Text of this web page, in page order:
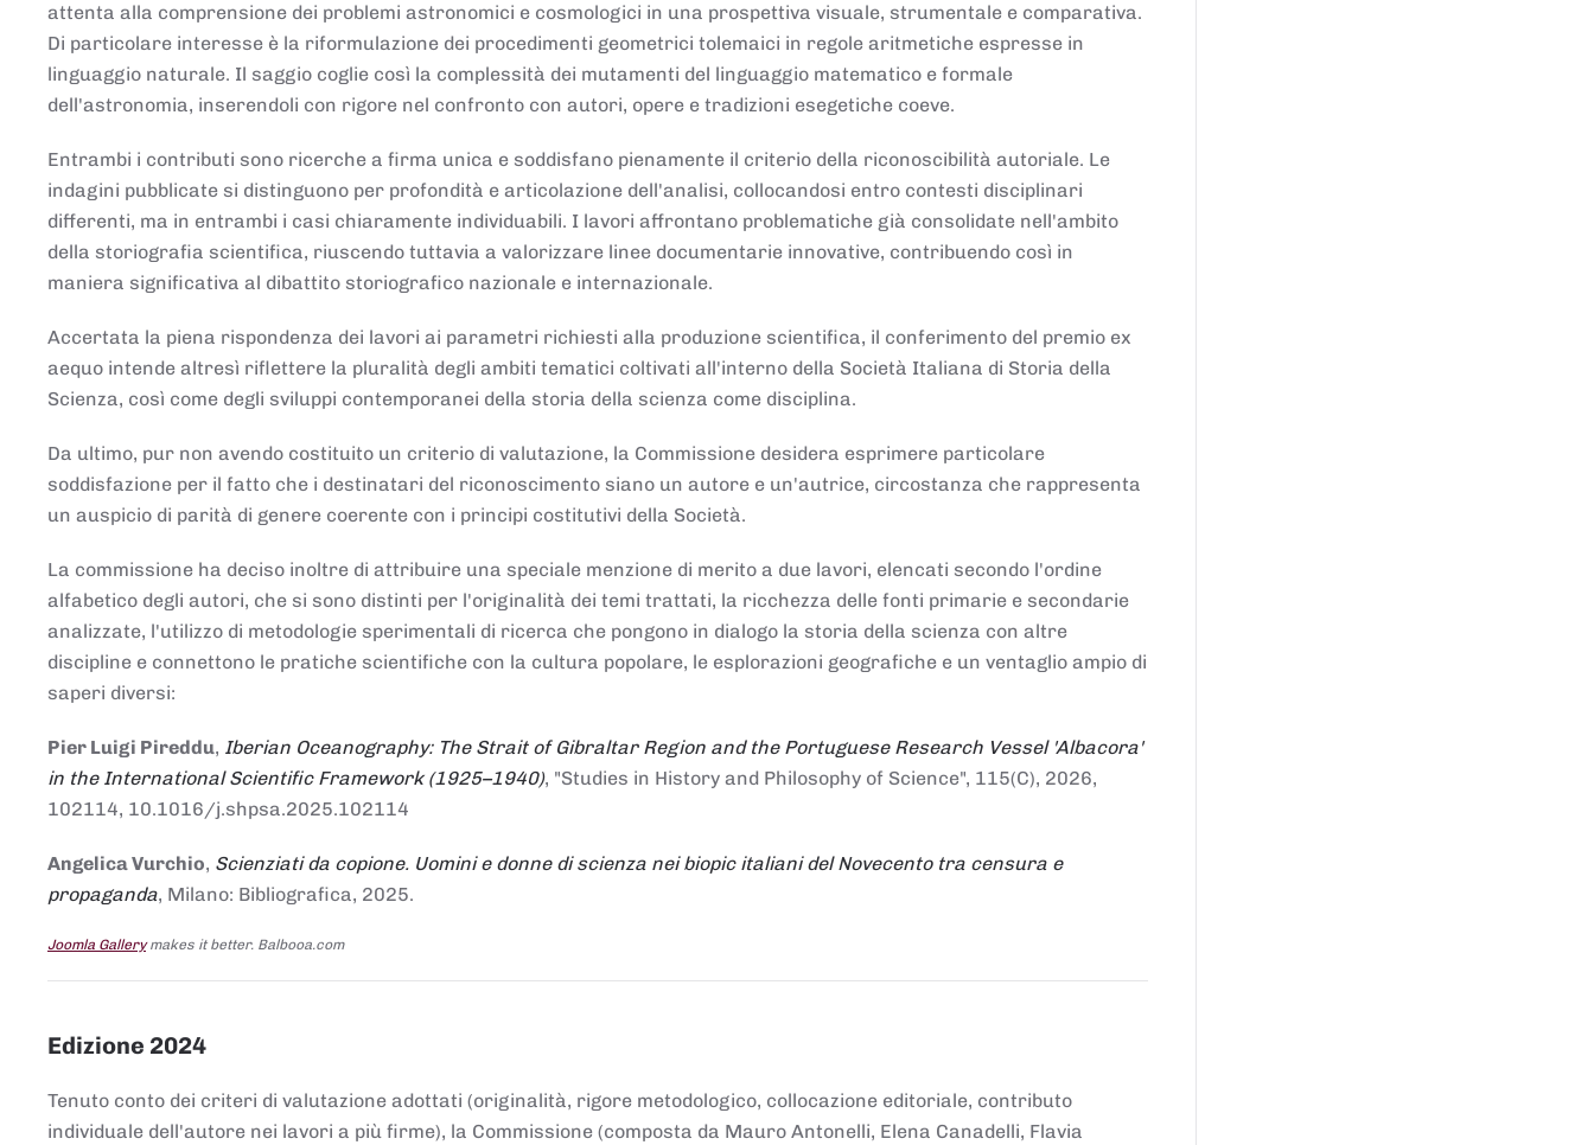
attenta alla comprensione dei problemi astronomici e cosmologici in una prospettiva visuale, strumentale e comparativa.
Di particolare interesse è la riformulazione dei procedimenti geometrici tolemaici in regole aritmetiche espresse in
linguaggio naturale. Il saggio coglie così la complessità dei mutamenti del linguaggio matematico e formale
dell'astronomia, inserendoli con rigore nel confronto con autori, opere e tradizioni esegetiche coeve.
Entrambi i contributi sono ricerche a firma unica e soddisfano pienamente il criterio della riconoscibilità autoriale. Le
indagini pubblicate si distinguono per profondità e articolazione dell'analisi, collocandosi entro contesti disciplinari
differenti, ma in entrambi i casi chiaramente individuabili. I lavori affrontano problematiche già consolidate nell'ambito
della storiografia scientifica, riuscendo tuttavia a valorizzare linee documentarie innovative, contribuendo così in
maniera significativa al dibattito storiografico nazionale e internazionale.
Accertata la piena rispondenza dei lavori ai parametri richiesti alla produzione scientifica, il conferimento del premio ex
aequo intende altresì riflettere la pluralità degli ambiti tematici coltivati all'interno della Società Italiana di Storia della
Scienza, così come degli sviluppi contemporanei della storia della scienza come disciplina.
Da ultimo, pur non avendo costituito un criterio di valutazione, la Commissione desidera esprimere particolare
soddisfazione per il fatto che i destinatari del riconoscimento siano un autore e un'autrice, circostanza che rappresenta
un auspicio di parità di genere coerente con i principi costitutivi della Società.
La commissione ha deciso inoltre di attribuire una speciale menzione di merito a due lavori, elencati secondo l'ordine
alfabetico degli autori, che si sono distinti per l'originalità dei temi trattati, la ricchezza delle fonti primarie e secondarie
analizzate, l'utilizzo di metodologie sperimentali di ricerca che pongono in dialogo la storia della scienza con altre
discipline e connettono le pratiche scientifiche con la cultura popolare, le esplorazioni geografiche e un ventaglio ampio di
saperi diversi:
Pier Luigi Pireddu, Iberian Oceanography: The Strait of Gibraltar Region and the Portuguese Research Vessel 'Albacora'
in the International Scientific Framework (1925–1940), "Studies in History and Philosophy of Science", 115(C), 2026,
102114, 10.1016/j.shpsa.2025.102114
Angelica Vurchio, Scienziati da copione. Uomini e donne di scienza nei biopic italiani del Novecento tra censura e
propaganda, Milano: Bibliografica, 2025.
Joomla Gallerymakes it better. Balbooa.com
Edizione 2024
Tenuto conto dei criteri di valutazione adottati (originalità, rigore metodologico, collocazione editoriale, contributo
individuale dell'autore nei lavori a più firme), la Commissione (composta da Mauro Antonelli, Elena Canadelli, Flavia